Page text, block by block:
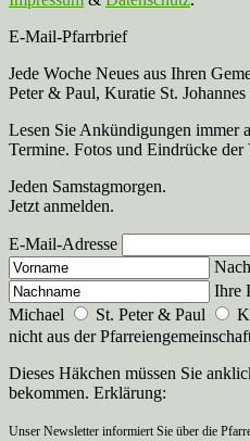
E-Mail-Pfarrbrief
Jede Woche Neues aus Ihren
Peter & Paul, Kuratie St.
Lesen Sie Ankündigungen immer
Termine. Fotos und Eindrücke der
Jeden Samstagmorgen.
Jetzt anmelden.
E-Mail-Adresse
Ihre
Michael
St. Peter & Paul
nicht aus der
Dieses Häkchen müssen Sie
bekommen. Erklärung:
Unser Newsletter informiert Sie über die